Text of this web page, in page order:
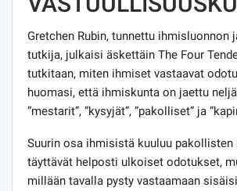
Gretchen Rubin, tunnettu ihmisluonnon
tutkija, julkaisi äskettäin The Four
tutkitaan, miten ihmiset vastaavat
huomasi, että ihmiskunta on jaettu
”mestarit”, ”kysyjät”, ”pakolliset” ja
Suurin osa ihmisistä kuuluu pakollisten
täyttävät helposti ulkoiset odotukset,
millään tavalla pysty vastaamaan